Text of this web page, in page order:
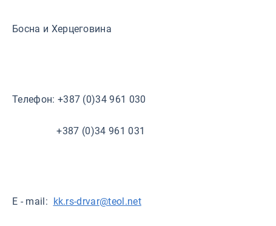
Босна и Херцеговина
Телефон: +387 (0)34 961 030
+387 (0)34 961 031
E - mail: kk.rs-drvar@teol.net